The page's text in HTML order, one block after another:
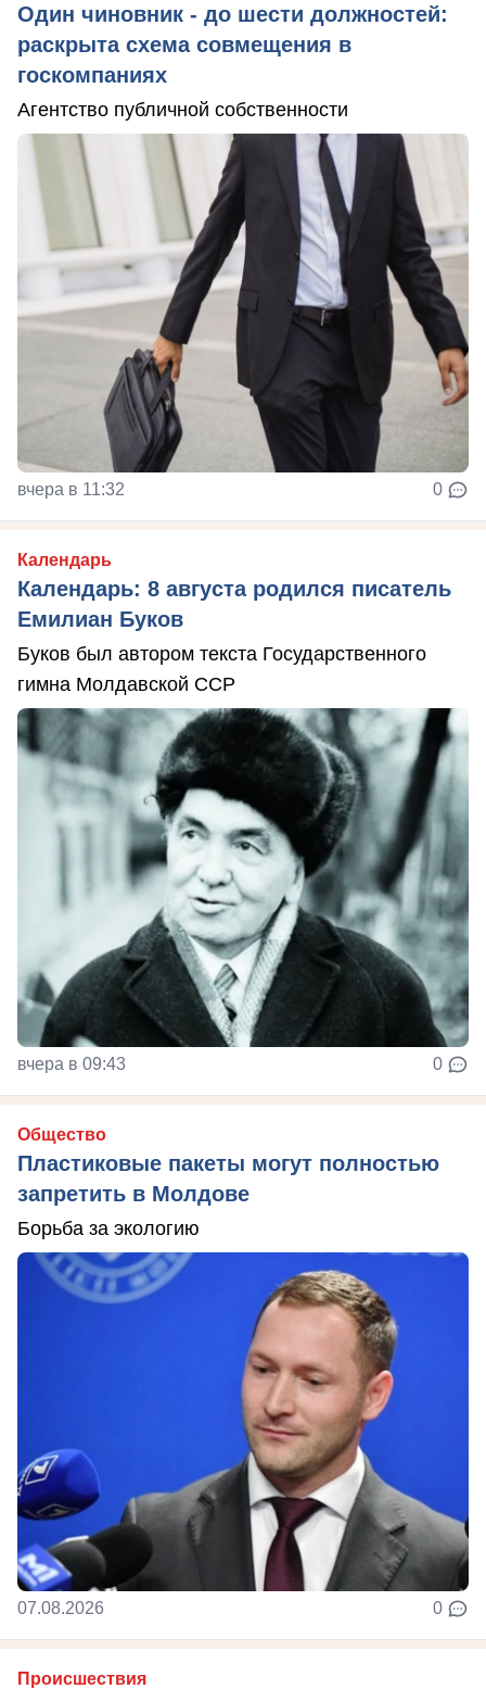
Один чиновник - до шести должностей:
раскрыта схема совмещения в
госкомпаниях
Агентство публичной собственности
вчера в 11:32 0
Календарь
Календарь: 8 августа родился писатель
Емилиан Буков
Буков был автором текста Государственного
гимна Молдавской ССР
вчера в 09:43 0
Общество
Пластиковые пакеты могут полностью
запретить в Молдове
Борьба за экологию
07.08.2026 0
Происшествия